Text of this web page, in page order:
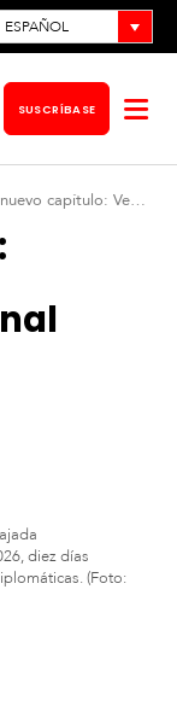
ESPAÑOL
SUSCRÍBASE
Venezuela y la cooperación regional frente al crimen transnacional
diez días
(Foto: